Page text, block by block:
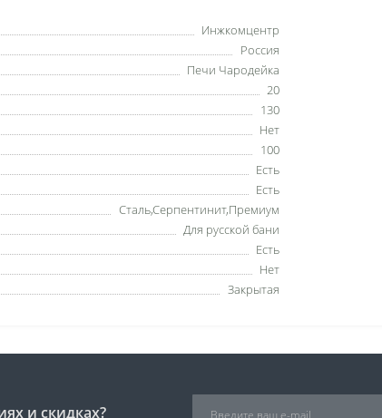
Инжкомцентр
Россия
Печи Чародейка
20
130
Нет
100
Есть
Есть
Сталь,Серпентинит,Премиум
Для русской бани
Есть
Нет
Закрытая
и скидках?